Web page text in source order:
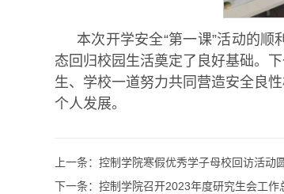
本次开学安全“第一课”活动的
态回归校园生活奠定了良好基础。
生、学校一道努力共同营造安全良
个人发展。
上一条： 控制学院寒假优秀学子母校回访活动
下一条： 控制学院召开2023年度研究生会工作